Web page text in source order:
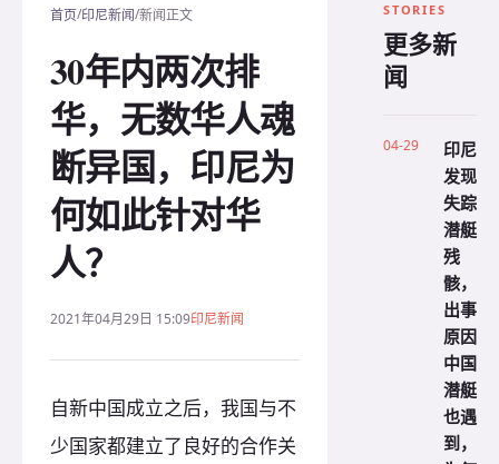
首页/印尼新闻/新闻正文
30年内两次排
华，无数华人魂
断异国，印尼为
何如此针对华
人？
2021年04月29日 15:09印尼新闻
自新中国成立之后，我国与不
少国家都建立了良好的合作关
STORIES
更多新
闻
04-29
印尼
发现
失踪
潜艇
残
骸，
出事
原因
中国
潜艇
也遇
到，